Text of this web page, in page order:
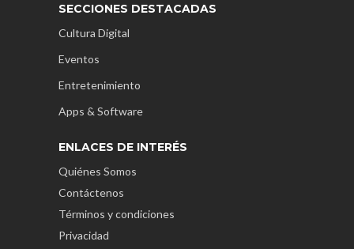
SECCIONES DESTACADAS
Cultura Digital
Eventos
Entretenimiento
Apps & Software
ENLACES DE INTERÉS
Quiénes Somos
Contáctenos
Términos y condiciones
Privacidad